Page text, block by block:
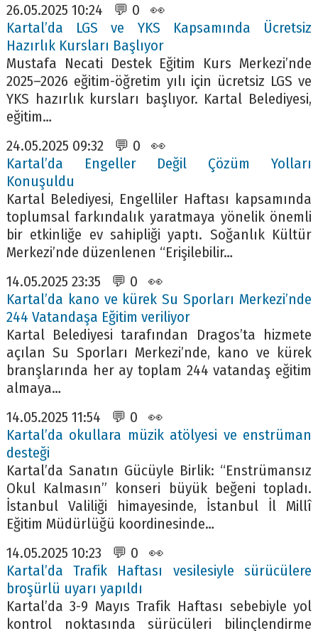
26.05.2025 10:24 💬 0 👀
Kartal’da LGS ve YKS Kapsamında Ücretsiz
Hazırlık Kursları Başlıyor
Mustafa Necati Destek Eğitim Kurs Merkezi’nde
2025–2026 eğitim-öğretim yılı için ücretsiz LGS ve
YKS hazırlık kursları başlıyor. Kartal Belediyesi,
eğitim…
24.05.2025 09:32 💬 0 👀
Kartal’da Engeller Değil Çözüm Yolları
Konuşuldu
Kartal Belediyesi, Engelliler Haftası kapsamında
toplumsal farkındalık yaratmaya yönelik önemli
bir etkinliğe ev sahipliği yaptı. Soğanlık Kültür
Merkezi’nde düzenlenen “Erişilebilir…
14.05.2025 23:35 💬 0 👀
Kartal’da kano ve kürek Su Sporları Merkezi’nde
244 Vatandaşa Eğitim veriliyor
Kartal Belediyesi tarafından Dragos’ta hizmete
açılan Su Sporları Merkezi’nde, kano ve kürek
branşlarında her ay toplam 244 vatandaş eğitim
almaya…
14.05.2025 11:54 💬 0 👀
Kartal’da okullara müzik atölyesi ve enstrüman
desteği
Kartal’da Sanatın Gücüyle Birlik: “Enstrümansız
Okul Kalmasın” konseri büyük beğeni topladı.
İstanbul Valiliği himayesinde, İstanbul İl Millî
Eğitim Müdürlüğü koordinesinde…
14.05.2025 10:23 💬 0 👀
Kartal’da Trafik Haftası vesilesiyle sürücülere
broşürlü uyarı yapıldı
Kartal’da 3-9 Mayıs Trafik Haftası sebebiyle yol
kontrol noktasında sürücüleri bilinçlendirme